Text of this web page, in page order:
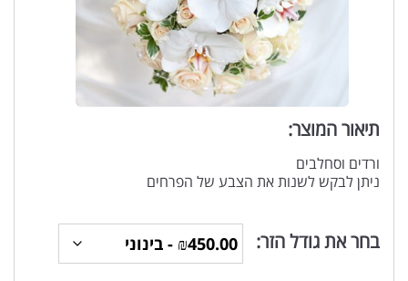
תיאור המוצר:
ורדים וסחלבים
ניתן לבקש לשנות את הצבע של הפרחים
בחר את גודל הזר: